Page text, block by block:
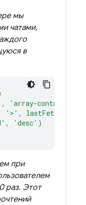
мы
чатами,
в
'array-contains'
'>' ,
'desc' )
при
раз. Этот